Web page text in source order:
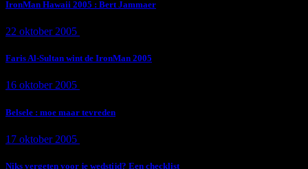
IronMan Hawaii 2005 : Bert Jammaer
22 oktober 2005
Faris Al-Sultan wint de IronMan 2005
16 oktober 2005
Belsele : moe maar tevreden
17 oktober 2005
Niks vergeten voor je wedstijd? Een checklist